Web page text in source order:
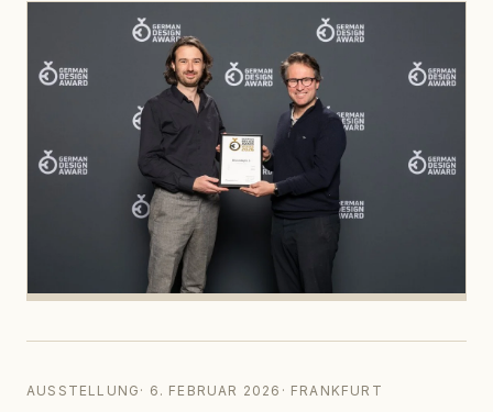
AUSSTELLUNG · 6. FEBRUAR 2026 · FRANKFURT